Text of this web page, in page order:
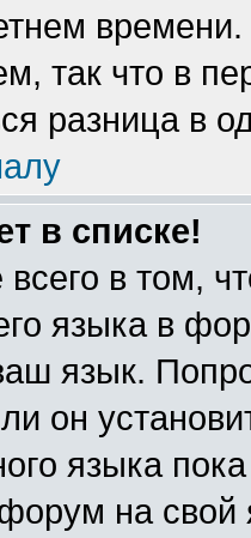
так что в
разница в
в списке!
в том,
языка в
язык.
он
языка
форум на